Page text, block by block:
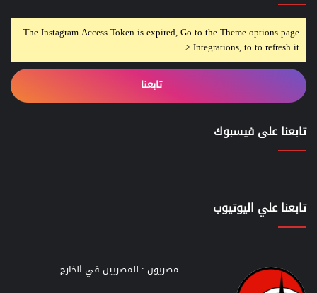
The Instagram Access Token is expired, Go to the Theme options page
> Integrations, to to refresh it.
تابعنا
تابعنا على فيسبوك
تابعنا علي اليوتيوب
مصريون : للمصريين في الخارج